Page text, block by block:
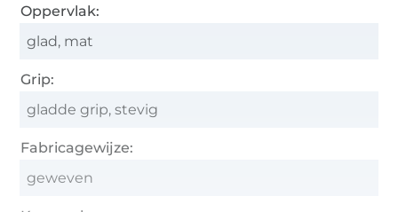
Oppervlak:
glad, mat
Grip:
gladde grip, stevig
Fabricagewijze:
geweven